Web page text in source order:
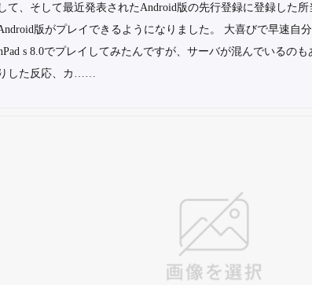
て、そして最近発表されたAndroid版の先行登録に登録した
版がプレイできるようになりました。 大喜びで早速自
s 8.0でプレイしてみたんですが、サーバが混んでいるの
した反応、カ……